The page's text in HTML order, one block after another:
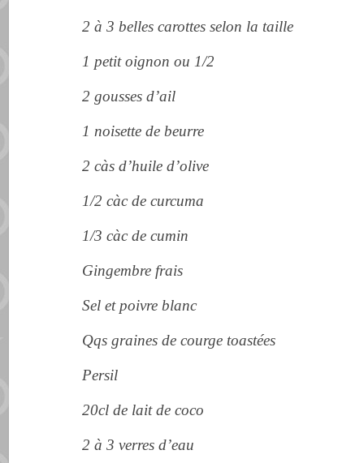
2 à 3 belles carottes selon la taille
1 petit oignon ou 1/2
2 gousses d’ail
1 noisette de beurre
2 càs d’huile d’olive
1/2 càc de curcuma
1/3 càc de cumin
Gingembre frais
Sel et poivre blanc
Qqs graines de courge toastées
Persil
20cl de lait de coco
2 à 3 verres d’eau